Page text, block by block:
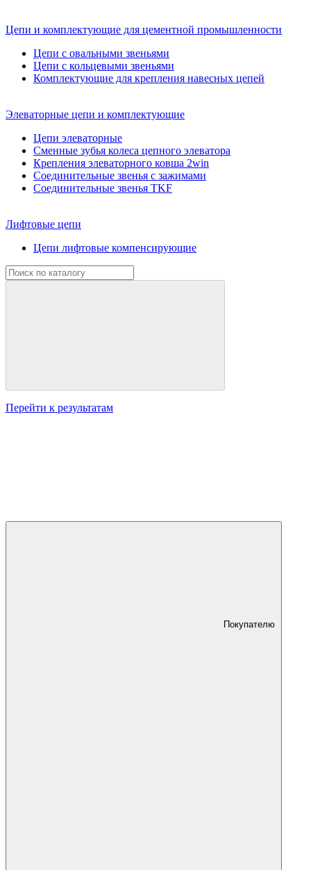
Цепи и комплектующие для цементной промышленности
Цепи с овальными звеньями
Цепи с кольцевыми звеньями
Комплектующие для крепления навесных цепей
Элеваторные цепи и комплектующие
Цепи элеваторные
Сменные зубья колеса цепного элеватора
Крепления элеваторного ковша 2win
Соединительные звенья с зажимами
Соединительные звенья TKF
Лифтовые цепи
Цепи лифтовые компенсирующие
Перейти к результатам
Покупателю